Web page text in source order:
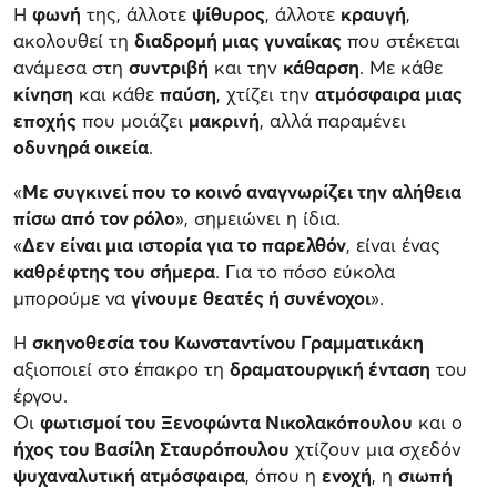
Η φωνή της, άλλοτε ψίθυρος, άλλοτε κραυγή,
ακολουθεί τη διαδρομή μιας γυναίκας που στέκεται
ανάμεσα στη συντριβή και την κάθαρση. Με κάθε
κίνηση και κάθε παύση, χτίζει την ατμόσφαιρα μιας
εποχής που μοιάζει μακρινή, αλλά παραμένει
οδυνηρά οικεία.
«Με συγκινεί που το κοινό αναγνωρίζει την αλήθεια
πίσω από τον ρόλο», σημειώνει η ίδια.
«Δεν είναι μια ιστορία για το παρελθόν, είναι ένας
καθρέφτης του σήμερα. Για το πόσο εύκολα
μπορούμε να γίνουμε θεατές ή συνένοχοι».
Η σκηνοθεσία του Κωνσταντίνου Γραμματικάκη
αξιοποιεί στο έπακρο τη δραματουργική ένταση του
έργου.
Οι φωτισμοί του Ξενοφώντα Νικολακόπουλου και ο
ήχος του Βασίλη Σταυρόπουλου χτίζουν μια σχεδόν
ψυχαναλυτική ατμόσφαιρα, όπου η ενοχή, η σιωπή